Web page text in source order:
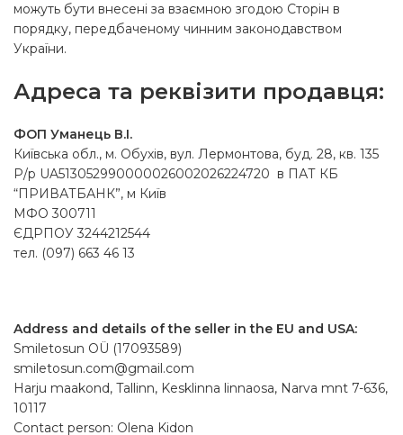
можуть бути внесені за взаємною згодою Сторін в
порядку, передбаченому чинним законодавством
України.
Адреса та реквізити продавця:
ФОП Уманець В.І.
Київська обл., м. Обухів, вул. Лермонтова, буд. 28, кв. 135
Р/р UA513052990000026002026224720 в ПАТ КБ
“ПРИВАТБАНК”, м Київ
МФО 300711
ЄДРПОУ 3244212544
тел. (097) 663 46 13
Address and details of the seller in the EU and USA:
Smiletosun OÜ (17093589)
smiletosun.com@gmail.com
Harju maakond, Tallinn, Kesklinna linnaosa, Narva mnt 7-636,
10117
Contact person: Olena Kidon